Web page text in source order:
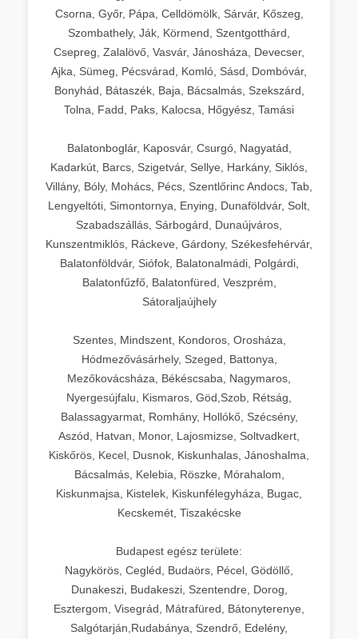
Csorna, Győr, Pápa, Celldömölk, Sárvár, Kőszeg,
Szombathely, Ják, Körmend, Szentgotthárd,
Csepreg, Zalalövő, Vasvár, Jánosháza, Devecser,
Ajka, Sümeg, Pécsvárad, Komló, Sásd, Dombóvár,
Bonyhád, Bátaszék, Baja, Bácsalmás, Szekszárd,
Tolna, Fadd, Paks, Kalocsa, Hőgyész, Tamási
Balatonboglár, Kaposvár, Csurgó, Nagyatád,
Kadarkút, Barcs, Szigetvár, Sellye, Harkány, Siklós,
Villány, Bóly, Mohács, Pécs, Szentlőrinc Andocs, Tab,
Lengyeltóti, Simontornya, Enying, Dunaföldvár, Solt,
Szabadszállás, Sárbogárd, Dunaújváros,
Kunszentmiklós, Ráckeve, Gárdony, Székesfehérvár,
Balatonföldvár, Siófok, Balatonalmádi, Polgárdi,
Balatonfűzfő, Balatonfüred, Veszprém,
Sátoraljaújhely
Szentes, Mindszent, Kondoros, Orosháza,
Hódmezővásárhely, Szeged, Battonya,
Mezőkovácsháza, Békéscsaba, Nagymaros,
Nyergesújfalu, Kismaros, Göd,Szob, Rétság,
Balassagyarmat, Romhány, Hollókő, Szécsény,
Aszód, Hatvan, Monor, Lajosmizse, Soltvadkert,
Kiskőrös, Kecel, Dusnok, Kiskunhalas, Jánoshalma,
Bácsalmás, Kelebia, Röszke, Mórahalom,
Kiskunmajsa, Kistelek, Kiskunfélegyháza, Bugac,
Kecskemét, Tiszakécske
Budapest egész területe:
Nagykörös, Cegléd, Budaörs, Pécel, Gödöllő,
Dunakeszi, Budakeszi, Szentendre, Dorog,
Esztergom, Visegrád, Mátrafüred, Bátonyterenye,
Salgótarján,Rudabánya, Szendrő, Edelény,